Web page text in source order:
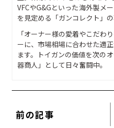
VFCやG&Gといった海外製メ
を見定める「ガンコレクト」の
「オーナー様の愛着やこだわ
ーに、市場相場に合わせた適
ます。トイガンの価値を次の
器商人」として日々奮闘中。
前の記事